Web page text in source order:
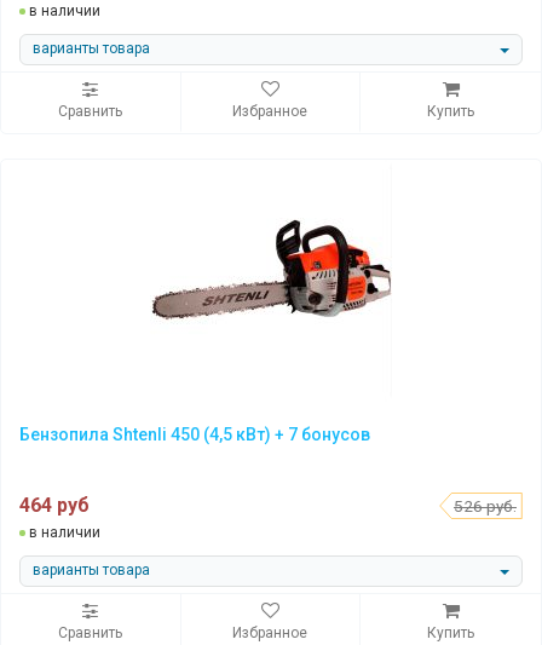
в наличии
варианты товара
Сравнить Избранное Купить
Бензопила Shtenli 450 (4,5 кВт) + 7 бонусов
464 руб 526 руб.
в наличии
варианты товара
Сравнить Избранное Купить